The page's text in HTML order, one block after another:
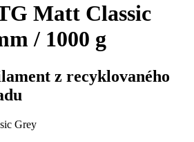
Matt Classic
/ 1000 g
z recyklovaného
Grey